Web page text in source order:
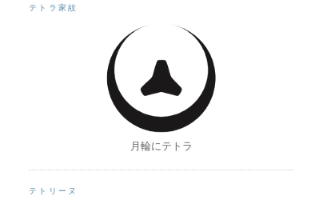
テトラ家紋
月輪にテトラ
テトリーヌ